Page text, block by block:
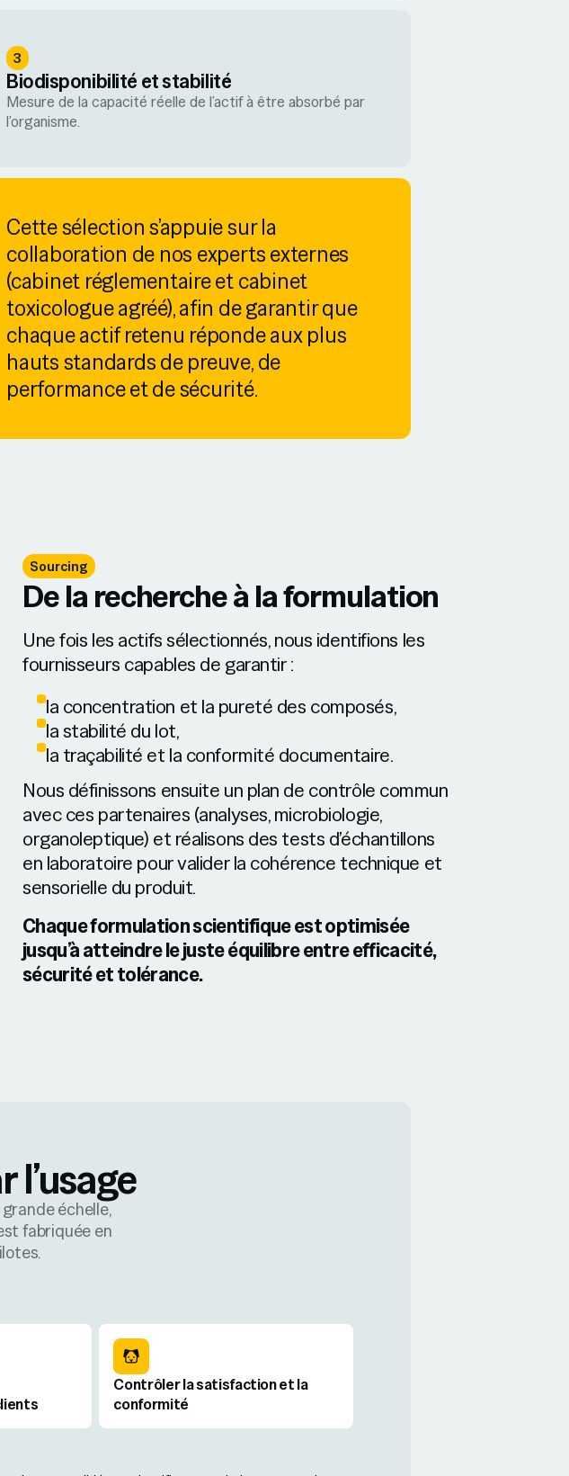
3
Biodisponibilité et stabilité
Mesure de la capacité réelle de l’actif à être absorbé par
l’organisme.
Cette sélection s’appuie sur la
collaboration de nos experts externes
(cabinet réglementaire et cabinet
toxicologue agréé), afin de garantir que
chaque actif retenu réponde aux plus
hauts standards de preuve, de
performance et de sécurité.
Sourcing
De la recherche à la formulation
Une fois les actifs sélectionnés, nous identifions les
fournisseurs capables de garantir :
la concentration et la pureté des composés,
la stabilité du lot,
la traçabilité et la conformité documentaire.
Nous définissons ensuite un plan de contrôle commun
avec ces partenaires (analyses, microbiologie,
organoleptique) et réalisons des tests d’échantillons
en laboratoire pour valider la cohérence technique et
sensorielle du produit.
Chaque formulation scientifique est optimisée
jusqu’à atteindre le juste équilibre entre efficacité,
sécurité et tolérance.
l’usage
échelle,
fabriquée en
Contrôler la satisfaction et la
conformité